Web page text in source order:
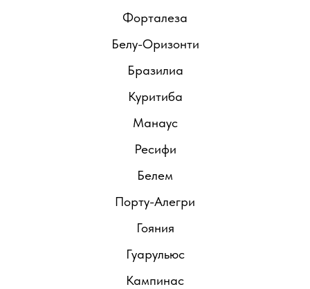
Форталеза
Белу-Оризонти
Бразилиа
Куритиба
Манаус
Ресифи
Белем
Порту-Алегри
Гояния
Гуарульюс
Кампинас